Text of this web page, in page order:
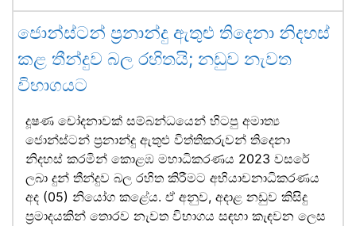
ජොන්ස්ටන් ප්‍රනාන්දු ඇතුළු තිදෙනා නිදහස්
කළ තීන්දුව බල රහිතයි; නඩුව නැවත
විභාගයට
දූෂණ චෝදනාවක් සම්බන්ධයෙන් හිටපු අමාත්‍ය
ජොන්ස්ටන් ප්‍රනාන්දු ඇතුළු විත්තිකරුවන් තිදෙනා
නිදහස් කරමින් කොළඹ මහාධිකරණය 2023 වසරේ
ලබා දුන් තීන්දුව බල රහිත කිරීමට අභියාචනාධිකරණය
අද (05) නියෝග කළේය. ඒ අනුව, අදාළ නඩුව කිසිදු
ප්‍රමාදයකින් තොරව නැවත විභාගය සඳහා කැඳවන ලෙස